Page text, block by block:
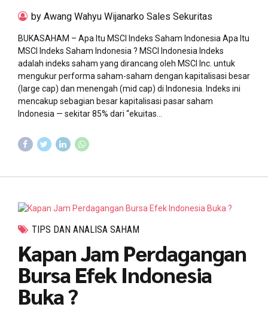
by Awang Wahyu Wijanarko Sales Sekuritas
BUKASAHAM – Apa Itu MSCI Indeks Saham Indonesia Apa Itu
MSCI Indeks Saham Indonesia ? MSCI Indonesia Indeks
adalah indeks saham yang dirancang oleh MSCI Inc. untuk
mengukur performa saham-saham dengan kapitalisasi besar
(large cap) dan menengah (mid cap) di Indonesia. Indeks ini
mencakup sebagian besar kapitalisasi pasar saham
Indonesia — sekitar 85% dari “ekuitas...
TIPS DAN ANALISA SAHAM
Kapan Jam Perdagangan
Bursa Efek Indonesia
Buka ?